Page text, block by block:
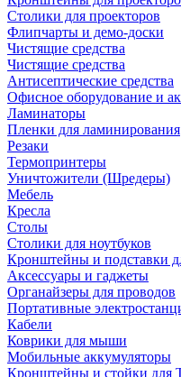
Столики для проекторов
Флипчарты и демо-доски
Чистящие средства
Чистящие средства
Антисептические средства
Офисное оборудование и
Ламинаторы
Пленки для ламинирования
Резаки
Термопринтеры
Уничтожители (Шредеры)
Мебель
Кресла
Столы
Столики для ноутбуков
Кронштейны и подставки
Аксессуары и гаджеты
Органайзеры для проводов
Портативные
Кабели
Коврики для мыши
Мобильные аккумуляторы
Кронштейны и стойки для